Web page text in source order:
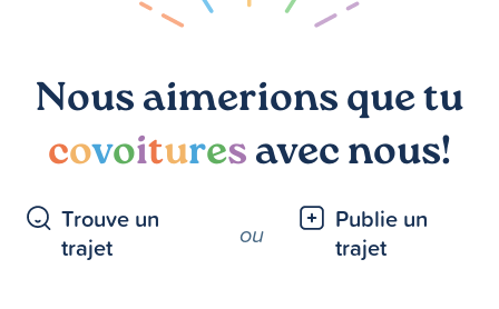
Nous aimerions que tu
covoituresavec nous!
Trouve un
trajet
ou
Publie un
trajet